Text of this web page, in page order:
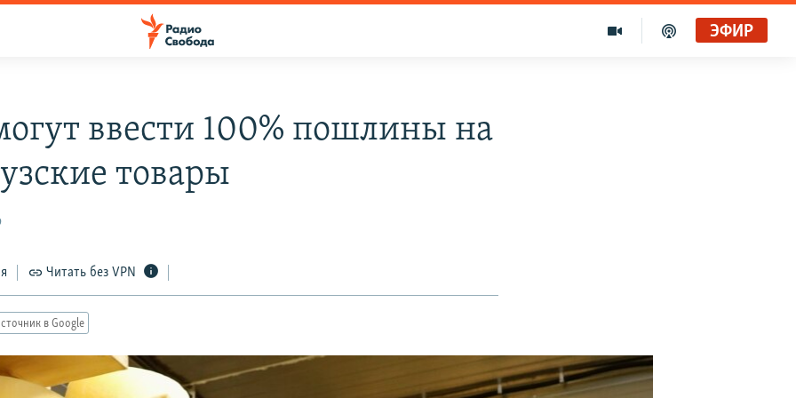
ЭФИР
ввести 100% пошлины на
товары
Читать без VPN
в Google